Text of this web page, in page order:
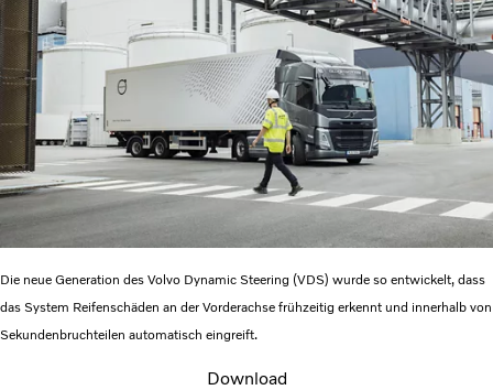
Die neue Generation des Volvo Dynamic Steering (VDS) wurde so entwickelt, dass
das System Reifenschäden an der Vorderachse frühzeitig erkennt und innerhalb von
Sekundenbruchteilen automatisch eingreift.
Download